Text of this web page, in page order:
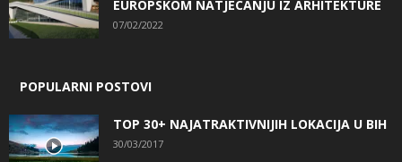
EUROPSKOM NATJECANJU IZ ARHITEKTURE
07/02/2022
POPULARNI POSTOVI
TOP 30+ NAJATRAKTIVNIJIH LOKACIJA U BIH
30/03/2017